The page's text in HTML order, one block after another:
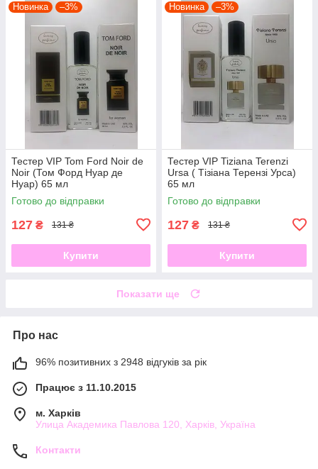
Новинка –3%
Тестер VIP Tom Ford Noir de
Noir (Том Форд Нуар де
Нуар) 65 мл
Готово до відправки
127 ₴ 131 ₴
Купити
Новинка –3%
Тестер VIP Tiziana Terenzi
Ursa ( Тізіана Терензі Урса)
65 мл
Готово до відправки
127 ₴ 131 ₴
Купити
Показати ще
Про нас
96% позитивних з 2948 відгуків за рік
Працює з 11.10.2015
м. Харків
Улица Академика Павлова 120, Харків, Україна
Контакти